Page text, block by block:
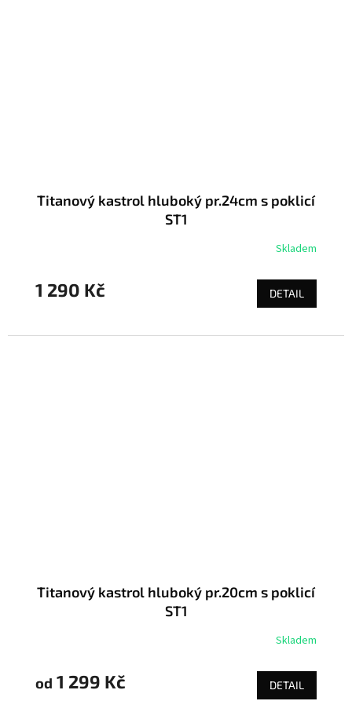
Titanový kastrol hluboký pr.24cm s poklicí
ST1
Skladem
1 290 Kč DETAIL
Titanový kastrol hluboký pr.20cm s poklicí
ST1
Skladem
od 1 299 Kč DETAIL